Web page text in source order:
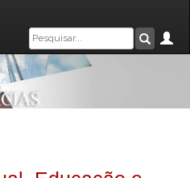
Caixa
de
pesquisa